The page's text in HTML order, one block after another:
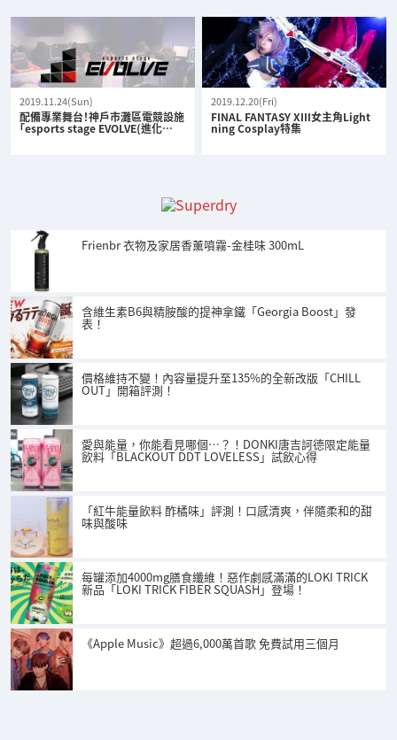
2019.11.24(Sun)
配備專業舞台！神戶市灘區電競設施
「esports stage EVOLVE(進化…
2019.12.20(Fri)
FINAL FANTASY XIII女主角Light
ning Cosplay特集
Frienbr 衣物及家居香薰噴霧-金桂味 300mL
含維生素B6與精胺酸的提神拿鐵「Georgia Boost」發
表！
價格維持不變！內容量提升至135%的全新改版「CHILL
OUT」開箱評測！
愛與能量，你能看見哪個…？！DONKI唐吉訶德限定能量
飲料「BLACKOUT DDT LOVELESS」試飲心得
「紅牛能量飲料 酢橘味」評測！口感清爽，伴隨柔和的甜
味與酸味
每罐添加4000mg膳食纖維！惡作劇感滿滿的LOKI TRICK
新品「LOKI TRICK FIBER SQUASH」登場！
《Apple Music》超過6,000萬首歌 免費試用三個月